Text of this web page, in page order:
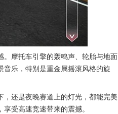
。摩托车引擎的轰鸣声、轮胎与地面
乐，特别是重金属摇滚风格的旋
，还是夜晚赛道上的灯光，都能完美
受高速竞速带来的震撼。